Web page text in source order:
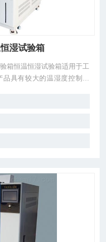
湿试验箱
箱恒温恒湿试验箱适用于工
具有较大的温湿度控制范